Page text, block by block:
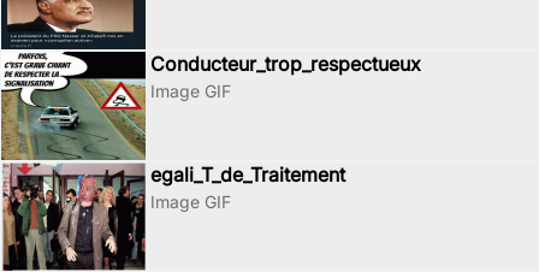
Conducteur_trop_respectueux
Image GIF
egali_T_de_Traitement
Image GIF